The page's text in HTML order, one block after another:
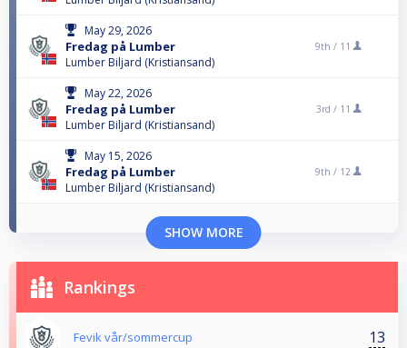
May 29, 2026
Fredag på Lumber
Lumber Biljard (Kristiansand)
9th / 11
May 22, 2026
Fredag på Lumber
Lumber Biljard (Kristiansand)
3rd / 11
May 15, 2026
Fredag på Lumber
Lumber Biljard (Kristiansand)
9th / 12
SHOW MORE
Rankings
Fevik vår/sommercup 13